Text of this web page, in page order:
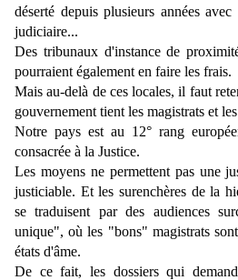
déserté depuis plusieurs années
judiciaire...
Des tribunaux d'instance de
pourraient également en faire les frais.
Mais au-delà de ces locales, il faut
gouvernement tient les magistrats et
Notre pays est au 12° rang
consacrée à la Justice.
Les moyens ne permettent pas une
justiciable. Et les surenchères de la
se traduisent par des audiences
unique", où les "bons" magistrats
états d'âme.
De ce fait, les dossiers qui